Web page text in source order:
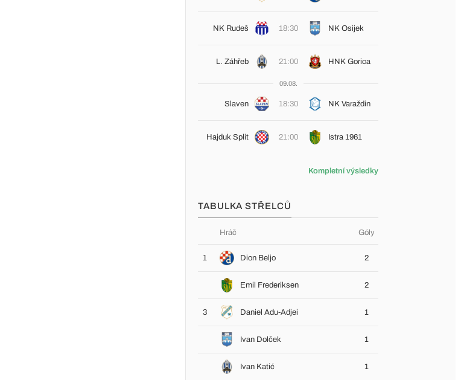
NK Rudeš 18:30 NK Osijek
L. Záhřeb 21:00 HNK Gorica
09.08.
Slaven 18:30 NK Varaždin
Hajduk Split 21:00 Istra 1961
Kompletní výsledky
TABULKA STŘELCŮ
Hráč Góly
1 Dion Beljo 2
Emil Frederiksen 2
3 Daniel Adu-Adjei 1
Ivan Dolček 1
Ivan Katić 1